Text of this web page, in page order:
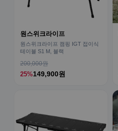
원스위크라이프
원스위크라이프 캠핑 IGT 접이식
테이블 S1 M, 블랙
200,000원
25%149,900원